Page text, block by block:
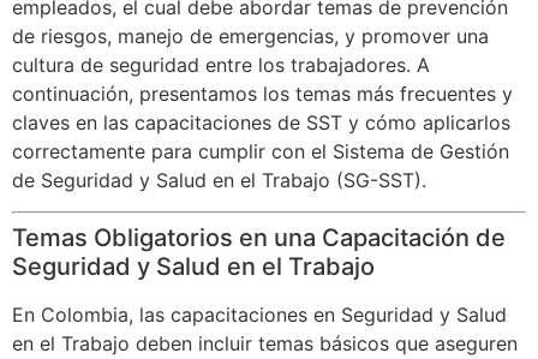
empleados, el cual debe abordar temas de prevención
de riesgos, manejo de emergencias, y promover una
cultura de seguridad entre los trabajadores. A
continuación, presentamos los temas más frecuentes y
claves en las capacitaciones de SST y cómo aplicarlos
correctamente para cumplir con el Sistema de Gestión
de Seguridad y Salud en el Trabajo (SG-SST).
Temas Obligatorios en una Capacitación de
Seguridad y Salud en el Trabajo
En Colombia, las capacitaciones en Seguridad y Salud
en el Trabajo deben incluir temas básicos que aseguren